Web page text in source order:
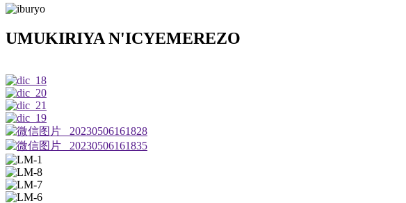
UMUKIRIYA N'ICYEMEREZO